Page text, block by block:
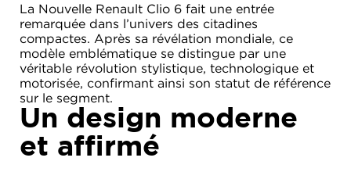
La Nouvelle Renault Clio 6 fait une entrée
remarquée dans l’univers des citadines
compactes. Après sa révélation mondiale, ce
modèle emblématique se distingue par une
véritable révolution stylistique, technologique et
motorisée, confirmant ainsi son statut de référence
sur le segment.
Un design moderne
et affirmé